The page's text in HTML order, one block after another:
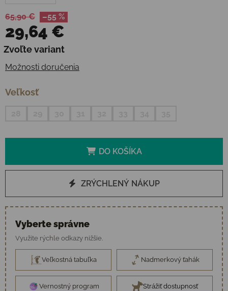
65,90 € –55 %
29,64 €
Jednotková cena:
Zvoľte variant
Možnosti doručenia
Veľkosť
DO KOŠÍKA
ZRÝCHLENÝ NÁKUP
Vyberte správne
Využite rýchle odkazy nižšie.
Veľkostná tabuľka Nadmerkový ťahák
Vernostný program Strážiť dostupnosť